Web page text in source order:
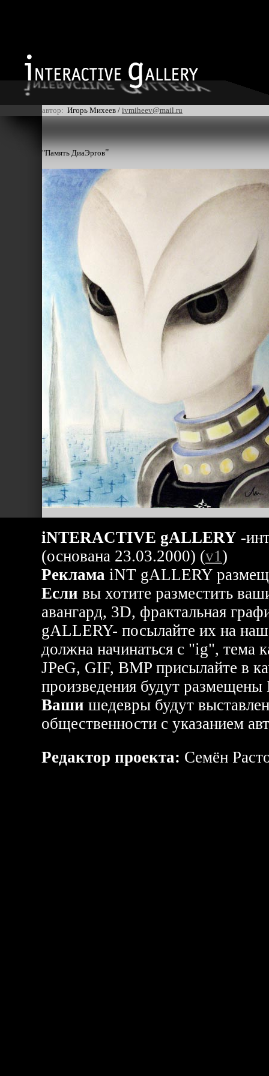
автор: Игорь Михеев / ivmiheev@mail.ru
"Память ДиаЭргов"
iNTERACTIVE gALLERY -
(основана 23.03.2000) (v1)
Реклама iNT gALLERY
Если вы хотите разместить
авангард, 3D, фрактальная
gALLERY- посылайте их на
должна начинаться с "ig", тема
JPeG, GIF, BMP присылайте в
произведения будут
Ваши шедевры будут
общественности с указанием
Редактор проекта: Cемён